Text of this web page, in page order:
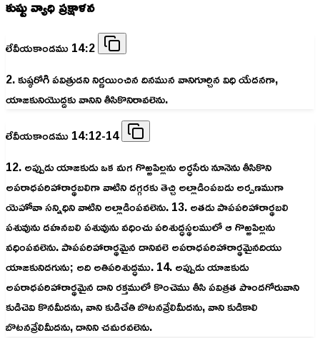
కుష్టు వ్యాధి ప్రక్షాళన
లేవీయకాండము 14:2
2. కుష్ఠరోగి పవిత్రుడని నిర్ణయించిన దినమున వానిగూర్చిన విధి యేదనగా,
యాజకునియొద్దకు వానిని తీసికొనిరావలెను.
లేవీయకాండము 14:12-14
12. అప్పుడు యాజకుడు ఒక మగ గొఱ్ఱపిల్లను అర్ధసేరు నూనెను తీసికొని
అపరాధపరిహారార్థబలిగా వాటిని దగ్గరకు తెచ్చి అల్లాడింపబడు అర్పణముగా
యెహోవా సన్నిధిని వాటిని అల్లాడింపవలెను. 13. అతడు పాపపరిహారార్థబలి
పశువును దహనబలి పశువును వధించు పరిశుద్ధస్థలములో ఆ గొఱ్ఱపిల్లను
వధింపవలెను. పాపపరిహారార్థమైన దానివలె అపరాధపరిహారార్థమైనదియు
యాజకునిదగును; అది అతిపరిశుద్ధము. 14. అప్పుడు యాజకుడు
అపరాధపరిహారార్థమైన దాని రక్తములో కొంచెము తీసి పవిత్రత పొందగోరువాని
కుడిచెవి కొనమీదను, వాని కుడిచేతి బొటనవ్రేలిమీదను, వాని కుడికాలి
బొటనవ్రేలిమీదను, దానిని చమరవలెను.